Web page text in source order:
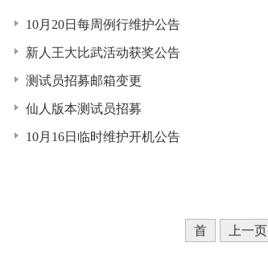
10月20日每周例行维护公告
新人王大比武活动获奖公告
测试员招募邮箱变更
仙人版本测试员招募
10月16日临时维护开机公告
首 上一页